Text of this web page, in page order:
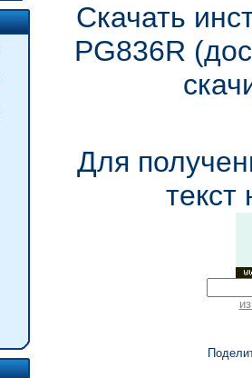
Скачать
PG836R
Для
текст